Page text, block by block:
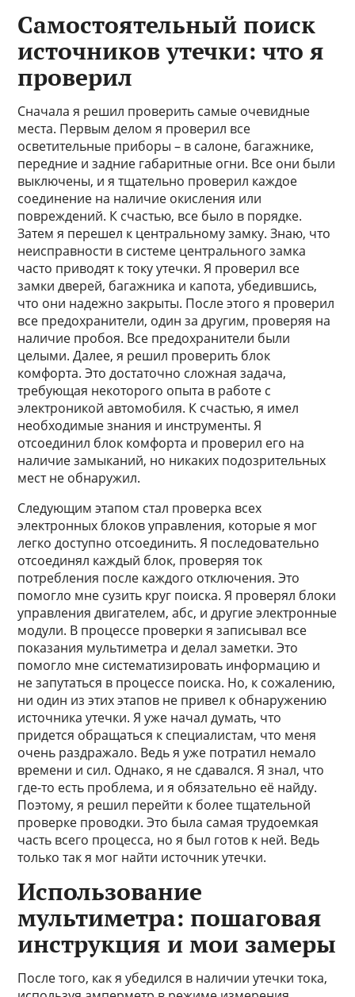
Самостоятельный поиск
источников утечки: что я
проверил
Сначала я решил проверить самые очевидные
места. Первым делом я проверил все
осветительные приборы – в салоне, багажнике,
передние и задние габаритные огни. Все они были
выключены, и я тщательно проверил каждое
соединение на наличие окисления или
повреждений. К счастью, все было в порядке.
Затем я перешел к центральному замку. Знаю, что
неисправности в системе центрального замка
часто приводят к току утечки. Я проверил все
замки дверей, багажника и капота, убедившись,
что они надежно закрыты. После этого я проверил
все предохранители, один за другим, проверяя на
наличие пробоя. Все предохранители были
целыми. Далее, я решил проверить блок
комфорта. Это достаточно сложная задача,
требующая некоторого опыта в работе с
электроникой автомобиля. К счастью, я имел
необходимые знания и инструменты. Я
отсоединил блок комфорта и проверил его на
наличие замыканий, но никаких подозрительных
мест не обнаружил.
Следующим этапом стал проверка всех
электронных блоков управления, которые я мог
легко доступно отсоединить. Я последовательно
отсоединял каждый блок, проверяя ток
потребления после каждого отключения. Это
помогло мне сузить круг поиска. Я проверял блоки
управления двигателем, абс, и другие электронные
модули. В процессе проверки я записывал все
показания мультиметра и делал заметки. Это
помогло мне систематизировать информацию и
не запутаться в процессе поиска. Но, к сожалению,
ни один из этих этапов не привел к обнаружению
источника утечки. Я уже начал думать, что
придется обращаться к специалистам, что меня
очень раздражало. Ведь я уже потратил немало
времени и сил. Однако, я не сдавался. Я знал, что
где-то есть проблема, и я обязательно её найду.
Поэтому, я решил перейти к более тщательной
проверке проводки. Это была самая трудоемкая
часть всего процесса, но я был готов к ней. Ведь
только так я мог найти источник утечки.
Использование
мультиметра: пошаговая
инструкция и мои замеры
После того, как я убедился в наличии утечки тока,